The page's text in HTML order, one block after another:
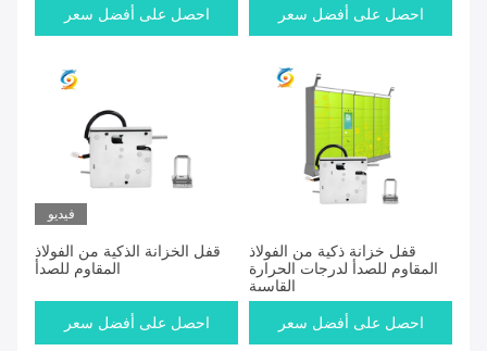
احصل على أفضل سعر احصل على أفضل سعر
فيديو
قفل الخزانة الذكية من الفولاذ
المقاوم للصدأ
احصل على أفضل سعر
قفل خزانة ذكية من الفولاذ
المقاوم للصدأ لدرجات الحرارة
القاسية
احصل على أفضل سعر